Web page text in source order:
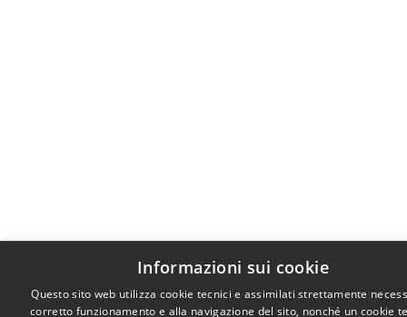
Informazioni sui cookie
Questo sito web utilizza cookie tecnici e assimilati strettamente
corretto funzionamento e alla navigazione del sito, nonché un cookie